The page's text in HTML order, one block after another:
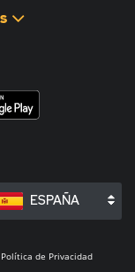
ESPAÑA
Política de Privacidad